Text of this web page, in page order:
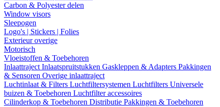
Carbon & Polyester delen
Window visors
Sleepogen
Logo's | Stickers | Folies
Exterieur overige
Motorisch
Vloeistoffen & Toebehoren
Inlaattraject Inlaatspruitstukken Gaskleppen & Adapters Pakkingen
& Sensoren Overige inlaattraject
Luchtinlaat & Filters Luchtfiltersystemen Luchtfilters Universele
buizen & Toebehoren Luchtfilter accessoires
Cilinderkop & Toebehoren Distributie Pakkingen & Toebehoren